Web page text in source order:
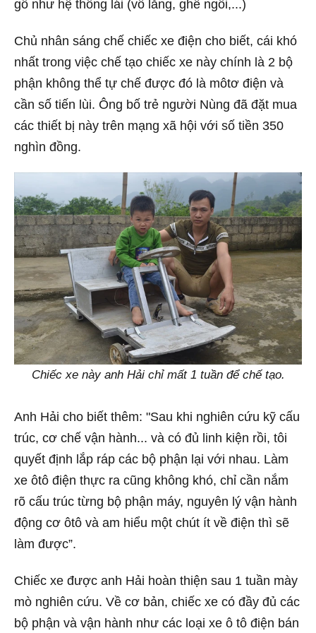
gỗ như hệ thống lái (vô lăng, ghế ngồi,...)
Chủ nhân sáng chế chiếc xe điện cho biết, cái khó
nhất trong việc chế tạo chiếc xe này chính là 2 bộ
phận không thể tự chế được đó là môtơ điện và
cần số tiến lùi. Ông bố trẻ người Nùng đã đặt mua
các thiết bị này trên mạng xã hội với số tiền 350
nghìn đồng.
Chiếc xe này anh Hải chỉ mất 1 tuần để chế tạo.
Anh Hải cho biết thêm: "Sau khi nghiên cứu kỹ cấu
trúc, cơ chế vận hành... và có đủ linh kiện rồi, tôi
quyết định lắp ráp các bộ phận lại với nhau. Làm
xe ôtô điện thực ra cũng không khó, chỉ cần nắm
rõ cấu trúc từng bộ phận máy, nguyên lý vận hành
động cơ ôtô và am hiểu một chút ít về điện thì sẽ
làm được”.
Chiếc xe được anh Hải hoàn thiện sau 1 tuần mày
mò nghiên cứu. Về cơ bản, chiếc xe có đầy đủ các
bộ phận và vận hành như các loại xe ô tô điện bán